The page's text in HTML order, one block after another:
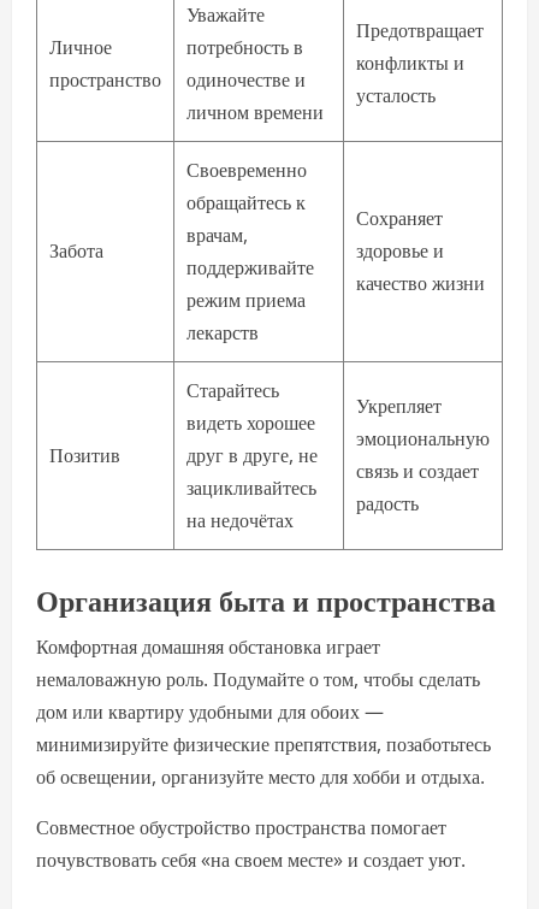
Личное
пространство
Уважайте
потребность в
одиночестве и
личном времени
Предотвращает
конфликты и
усталость
Забота
Своевременно
обращайтесь к
врачам,
поддерживайте
режим приема
лекарств
Сохраняет
здоровье и
качество жизни
Позитив
Старайтесь
видеть хорошее
друг в друге, не
зацикливайтесь
на недочётах
Укрепляет
эмоциональную
связь и создает
радость
Организация быта и пространства
Комфортная домашняя обстановка играет
немаловажную роль. Подумайте о том, чтобы сделать
дом или квартиру удобными для обоих —
минимизируйте физические препятствия, позаботьтесь
об освещении, организуйте место для хобби и отдыха.
Совместное обустройство пространства помогает
почувствовать себя «на своем месте» и создает уют.